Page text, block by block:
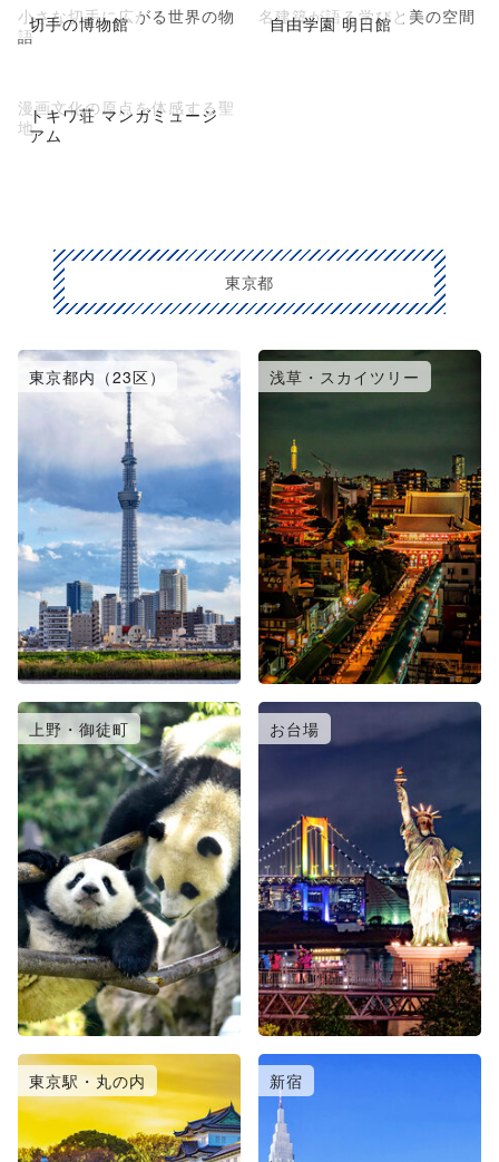
切手の博物館
小さな切手に広がる世界の物
語
自由学園 明日館
名建築が語る学びと美の空間
トキワ荘 マンガミュージ
アム
漫画文化の原点を体感する聖
地
東京都
東京都内（23区） 浅草・スカイツリー
上野・御徒町 お台場
東京駅・丸の内 新宿